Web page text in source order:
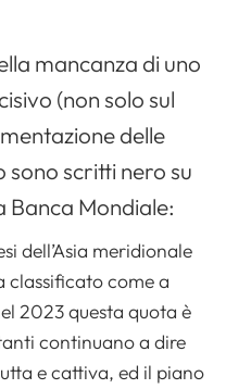
mancanza di uno
(non solo sul
delle
sono scritti nero su
Banca Mondiale:
dell’Asia meridionale
classificato come a
2023 questa quota è
continuano a dire
e cattiva, ed il piano